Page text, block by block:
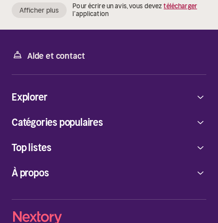
Afficher plus Pour écrire un avis, vous deveztélécharger
l’application
Aide et contact
À propos
Explorer
Catégories populaires
Top listes